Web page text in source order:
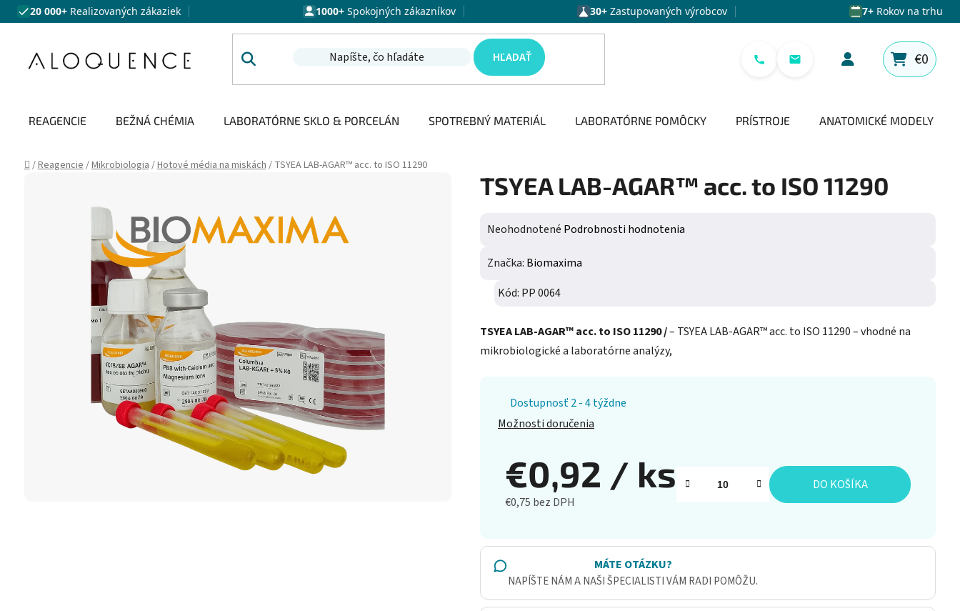
Prejsť na obsah
20 000+ Realizovaných zákaziek 1000+Spokojných zákazníkov 30+ Zastupovaných výrobcov 7+Rokov na trhu
HĽADAŤ
NÁKUPNÝ
€0
REAGENCIE BEŽNÁ CHÉMIA LABORATÓRNE SKLO & PORCELÁN SPOTREBNÝ MATERIÁL LABORATÓRNE POMÔCKY PRÍSTROJE ANATOMICKÉ MODELY
Domov
/Reagencie /Mikrobiologia /Hotové média na miskách / TSYEA LAB-AGAR™ acc. to ISO 11290
TSYEA LAB-AGAR™ acc. to ISO 11290
Priemerné hodnotenie produktu je 0,0 z 5 hviezdičiek.
Neohodnotené Podrobnosti hodnotenia
Značka: Biomaxima
Kód: PP 0064
TSYEA LAB-AGAR™ acc. to ISO 11290 /– TSYEA LAB-AGAR™ acc. to ISO 11290 – vhodné na
mikrobiologické a laboratórne analýzy,
Dostupnosť 2 - 4 týždne
Možnosti doručenia
€0,92 / ks
€0,75 bez DPH
DO KOŠÍKA
MÁTE OTÁZKU?
NAPÍŠTE NÁM A NAŠI ŠPECIALISTI VÁM RADI POMÔŽU.